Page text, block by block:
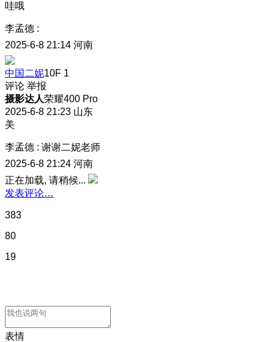
哇哦
李孟德 :
2025-6-8 21:14 河南
中国二妮10F 1
评论 举报
摄影达人荣耀400 Pro
2025-6-8 21:23 山东
美
李孟德 : 谢谢二妮老师
2025-6-8 21:24 河南
正在加载, 请稍候...
发表评论…
383
80
19
表情